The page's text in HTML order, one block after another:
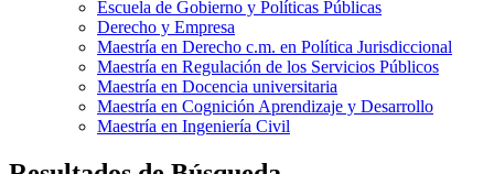
Escuela de Gobierno y Políticas Públicas
Derecho y Empresa
Maestría en Derecho c.m. en Política Jurisdiccional
Maestría en Regulación de los Servicios Públicos
Maestría en Docencia universitaria
Maestría en Cognición Aprendizaje y Desarrollo
Maestría en Ingeniería Civil